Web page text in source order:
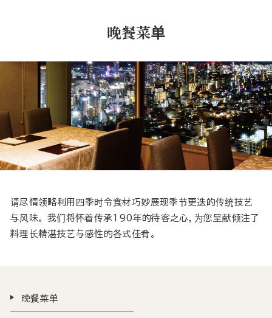
晚餐菜单
请尽情领略利用四季时令食材巧妙展现季节更迭的传统技艺
与风味。 我们将怀着传承190年的待客之心，为您呈献倾注了
料理长精湛技艺与感性的各式佳肴。
晚餐菜单